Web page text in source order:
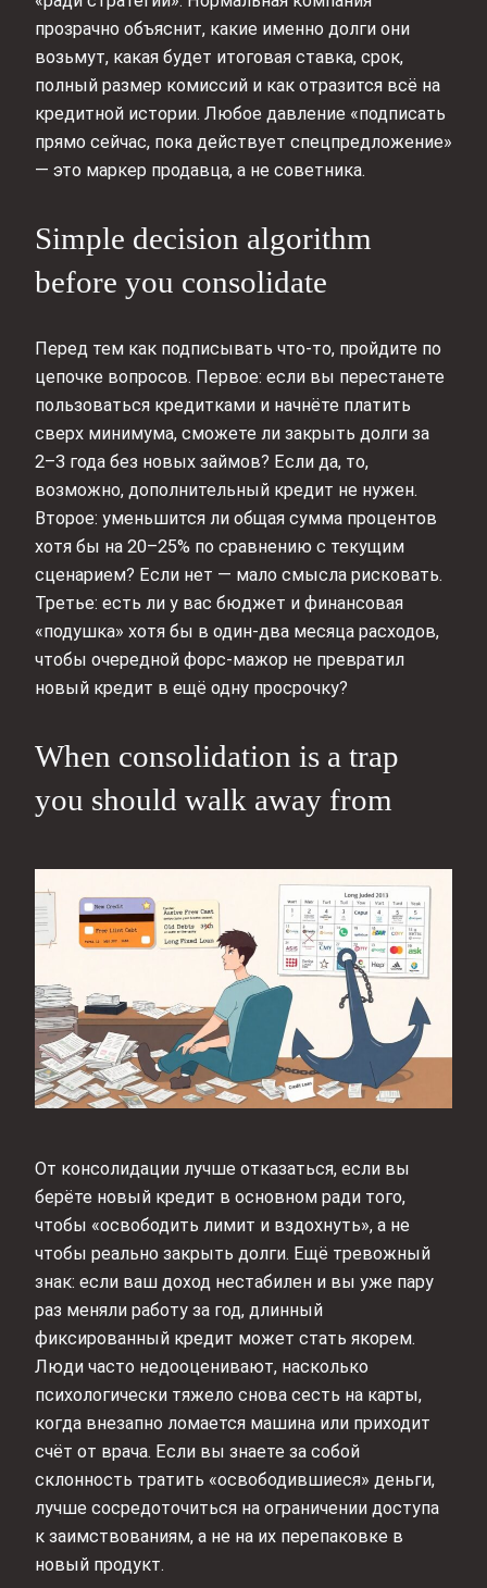
прозрачно объяснит, какие именно долги они
возьмут, какая будет итоговая ставка, срок,
полный размер комиссий и как отразится всё на
кредитной истории. Любое давление «подписать
прямо сейчас, пока действует спецпредложение»
— это маркер продавца, а не советника.
Simple decision algorithm
before you consolidate
Перед тем как подписывать что‑то, пройдите по
цепочке вопросов. Первое: если вы перестанете
пользоваться кредитками и начнёте платить
сверх минимума, сможете ли закрыть долги за
2–3 года без новых займов? Если да, то,
возможно, дополнительный кредит не нужен.
Второе: уменьшится ли общая сумма процентов
хотя бы на 20–25% по сравнению с текущим
сценарием? Если нет — мало смысла рисковать.
Третье: есть ли у вас бюджет и финансовая
«подушка» хотя бы в один‑два месяца расходов,
чтобы очередной форс‑мажор не превратил
новый кредит в ещё одну просрочку?
When consolidation is a trap
you should walk away from
От консолидации лучше отказаться, если вы
берёте новый кредит в основном ради того,
чтобы «освободить лимит и вздохнуть», а не
чтобы реально закрыть долги. Ещё тревожный
знак: если ваш доход нестабилен и вы уже пару
раз меняли работу за год, длинный
фиксированный кредит может стать якорем.
Люди часто недооценивают, насколько
психологически тяжело снова сесть на карты,
когда внезапно ломается машина или приходит
счёт от врача. Если вы знаете за собой
склонность тратить «освободившиеся» деньги,
лучше сосредоточиться на ограничении доступа
к заимствованиям, а не на их перепаковке в
новый продукт.